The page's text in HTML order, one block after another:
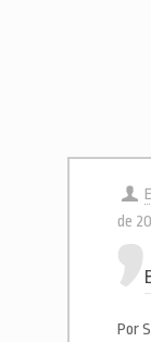
de
Por